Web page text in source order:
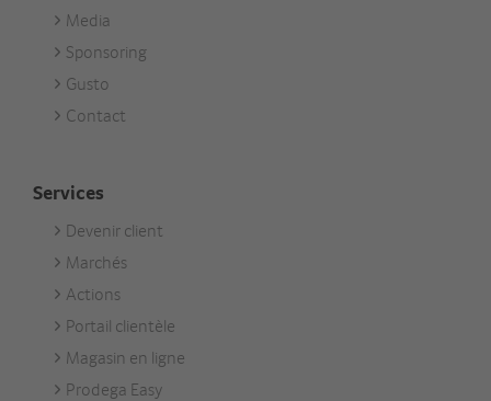
Media
Sponsoring
Gusto
Contact
Services
Footer
Services
Devenir client
Marchés
Actions
Portail clientèle
Magasin en ligne
Prodega Easy